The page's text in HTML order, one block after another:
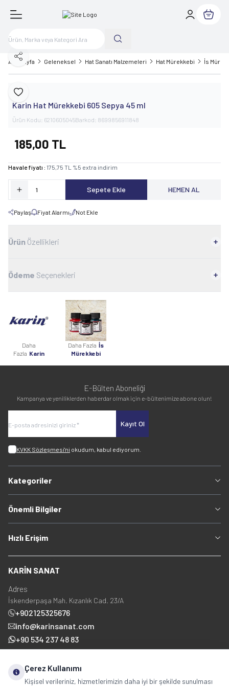
Sepetim
Ana Sayfa Geleneksel Hat Sanatı Malzemeleri Hat Mürekkebi İs
Favoriye Ekle
Paylaş
Karin
Karin Hat Mürekkebi 605 Sepya 45 ml
Ürün Kodu: 6210605045Barkod: 8699856911848
185,00 TL
Havale fiyatı : 175,75 TL %5 extra indirim
Sepete Ekle HEMEN AL
Paylaş Fiyat Alarmı Not Ekle
Ürün Özellikleri
Ödeme Seçenekleri
Daha
Fazla Karin
Daha Fazla İs
Mürekkebi
E-Bülten Aboneliği
Kampanya ve yeniliklerden haberdar olmak için e-bültenimize abone olun!
Kayıt Ol
KVKK Sözleşmesi'ni okudum, kabul ediyorum.
Kategoriler
Önemli Bilgiler
Hızlı Erişim
KARİN SANAT
Adres
İskenderpaşa Mah. Kızanlık Cad. 23/A
+902125325676
info@karinsanat.com
+90 534 237 48 83
Çerez Kullanımı
Kişisel verileriniz, hizmetlerimizin daha iyi bir şekilde sunulması